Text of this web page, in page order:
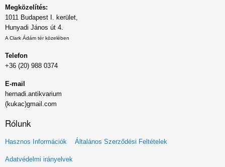
Megközelítés:
1011 Budapest I. kerület,
Hunyadi János út 4.
A Clark Ádám tér közelében
Telefon
+36 (20) 988 0374
E-mail
hernadi.antikvarium
(kukac)gmail.com
Rólunk
Lábléc
menü
Hasznos Információk Általános Szerződési Feltételek
Adatvédelmi irányelvek